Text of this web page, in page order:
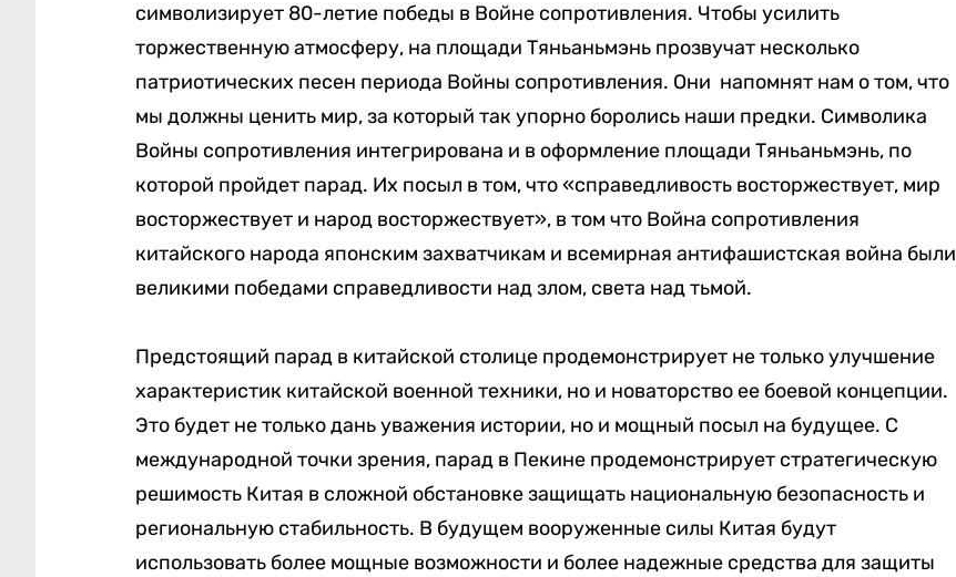
символизирует 80-летие победы в Войне сопротивления. Чтобы усилить
торжественную атмосферу, на площади Тяньаньмэнь прозвучат несколько
патриотических песен периода Войны сопротивления. Они напомнят нам о том, что
мы должны ценить мир, за который так упорно боролись наши предки. Символика
Войны сопротивления интегрирована и в оформление площади Тяньаньмэнь, по
которой пройдет парад. Их посыл в том, что «справедливость восторжествует, мир
восторжествует и народ восторжествует», в том что Война сопротивления
китайского народа японским захватчикам и всемирная антифашистская война были
великими победами справедливости над злом, света над тьмой.
Предстоящий парад в китайской столице продемонстрирует не только улучшение
характеристик китайской военной техники, но и новаторство ее боевой концепции.
Это будет не только дань уважения истории, но и мощный посыл на будущее. С
международной точки зрения, парад в Пекине продемонстрирует стратегическую
решимость Китая в сложной обстановке защищать национальную безопасность и
региональную стабильность. В будущем вооруженные силы Китая будут
использовать более мощные возможности и более надежные средства для защиты